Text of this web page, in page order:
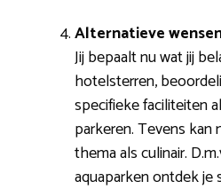
Alternatieve
Jij bepaalt nu wat jij
hotelsterren,
specifieke faciliteiten
parkeren. Tevens
thema als culinair.
aquaparken ontdek je